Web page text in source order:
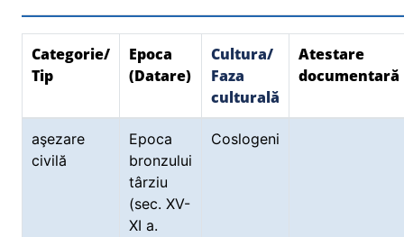
Categorie/
Tip
Epoca
(Datare)
Cultura/
Faza
culturală
Atestare
documentară
aşezare
civilă
Epoca
bronzului
târziu
(sec. XV-
XI a.
Coslogeni